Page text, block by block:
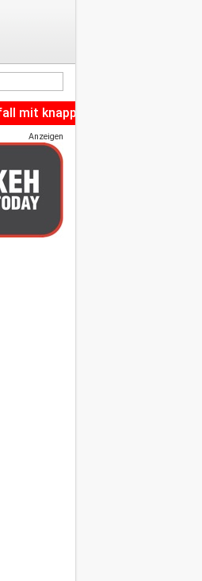
Promille: Neuburger ist den
Anzeigen